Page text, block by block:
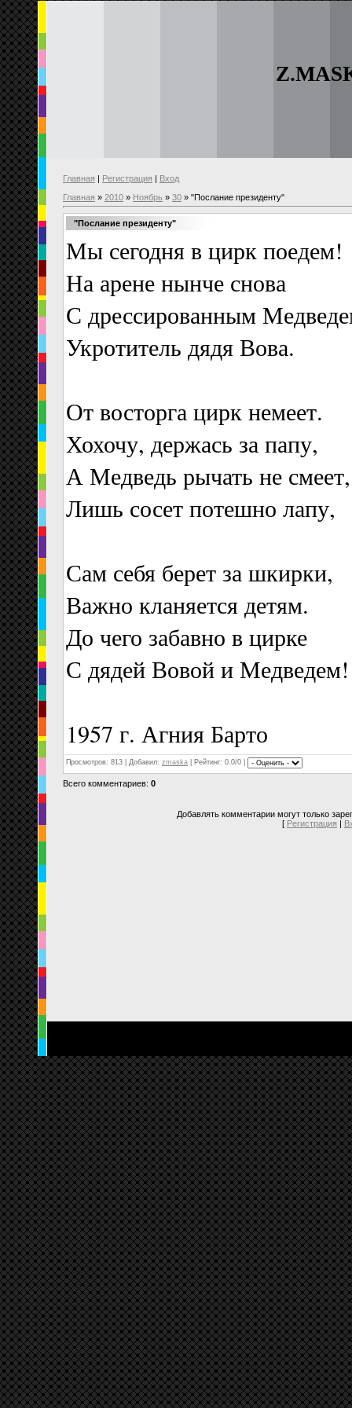
Главная | Регистрация | Вход
Главная » 2010 » Ноябрь » 30 » "Послание президенту"
"Послание президенту"
Мы сегодня в цирк поедем!
На арене нынче снова
С дрессированным
Укротитель дядя Вова.
От восторга цирк немеет.
Хохочу, держась за папу,
А Медведь рычать не смеет,
Лишь сосет потешно лапу,
Сам себя берет за шкирки,
Важно кланяется детям.
До чего забавно в цирке
С дядей Вовой и Медведем!
1957 г. Агния Барто
Просмотров: 813 | Добавил: zmaska Рейтинг: 0.0/0 |
Всего комментариев: 0
Добавлять комментарии могут только
[ Регистрация |